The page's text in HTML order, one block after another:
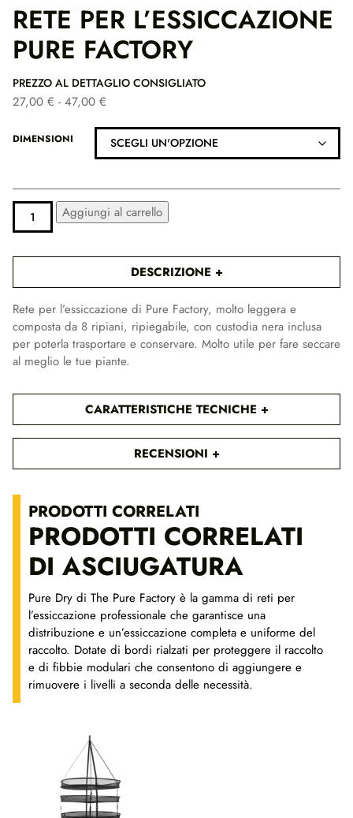
RETE PER L’ESSICCAZIONE
PURE FACTORY
PREZZO AL DETTAGLIO CONSIGLIATO
27,00 € - 47,00 €
c
a
d
i
r
z
z
o
:
d
2
7
,
0
a
4
,
0
€
DIMENSIONI
RETE
L'ESSICCAZIONE
Aggiungi al carrello ALTERNATIVE:
DESCRIZIONE
Rete per l’essiccazione di Pure Factory, molto leggera e
composta da 8 ripiani, ripiegabile, con custodia nera inclusa
per poterla trasportare e conservare. Molto utile per fare seccare
al meglio le tue piante.
CARATTERISTICHE TECNICHE
RECENSIONI
PRODOTTI CORRELATI
PRODOTTI CORRELATI
DI ASCIUGATURA
Pure Dry di The Pure Factory è la gamma di reti per
l’essiccazione professionale che garantisce una
distribuzione e un’essiccazione completa e uniforme del
raccolto. Dotate di bordi rialzati per proteggere il raccolto
e di fibbie modulari che consentono di aggiungere e
rimuovere i livelli a seconda delle necessità.